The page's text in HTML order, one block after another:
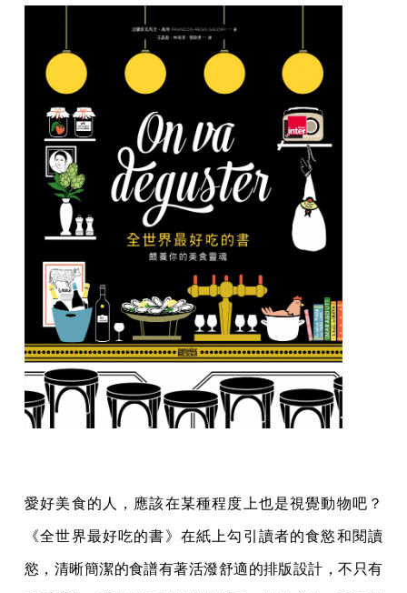
愛好美食的人，應該在某種程度上也是視覺動物吧？
《全世界最好吃的書》在紙上勾引讀者的食慾和閱讀
慾，清晰簡潔的食譜有著活潑舒適的排版設計，不只有